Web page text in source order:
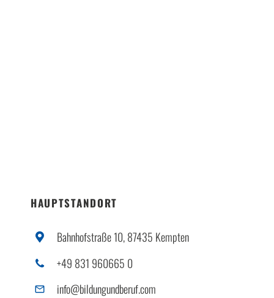
HAUPTSTANDORT
Bahnhofstraße 10, 87435 Kempten
+49 831 960665 0
info@bildungundberuf.com